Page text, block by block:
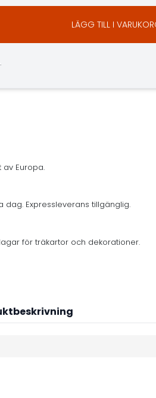
LÄGG TILL I
Europa.
Expressleverans tillgänglig.
för träkartor och dekorationer.